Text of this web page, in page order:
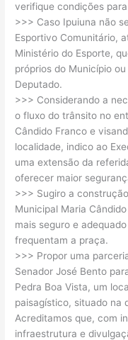
verifique condições
>>> Caso Ipuiuna não
Esportivo Comunitário,
Ministério do Esporte,
próprios do Município
Deputado.
>>> Considerando a
o fluxo do trânsito no
Cândido Franco e
localidade, indico ao
uma extensão da
oferecer maior
>>> Sugiro a
Municipal Maria
mais seguro e
frequentam a praça.
>>> Propor uma
Senador José Bento
Pedra Boa Vista, um
paisagístico, situado na
Acreditamos que, com
infraestrutura e